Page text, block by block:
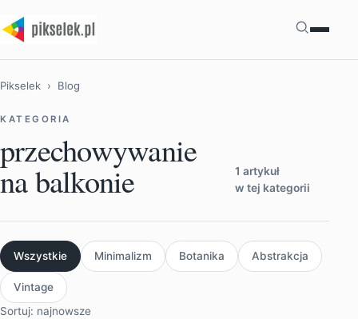
Szukaj
Pikselek › Blog
KATEGORIA
przechowywanie
na balkonie
1 artykuł
w tej kategorii
Wszystkie Minimalizm Botanika Abstrakcja
Vintage
Sortuj: najnowsze